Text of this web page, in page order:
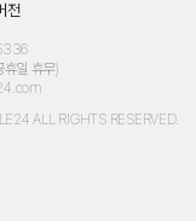
6층 (논현동, 한세엠케이빌딩)
서울강남-04239
18:00 토/일/공휴일 휴무)
전
일 휴무)
ALL RIGHTS RESERVED.